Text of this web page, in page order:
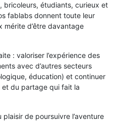
bricoleurs, étudiants, curieux et
fablabs donnent toute leur
mérite d’être davantage
: valoriser l’expérience des
avec d’autres secteurs
éducation) et continuer
et du partage qui fait la
de poursuivre l’aventure